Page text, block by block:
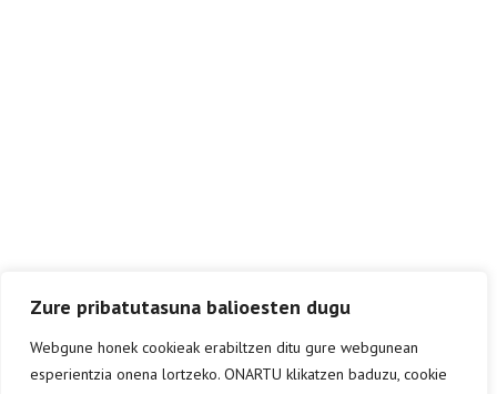
Zure pribatutasuna balioesten dugu
Webgune honek cookieak erabiltzen ditu gure webgunean
esperientzia onena lortzeko. ONARTU klikatzen baduzu, cookie